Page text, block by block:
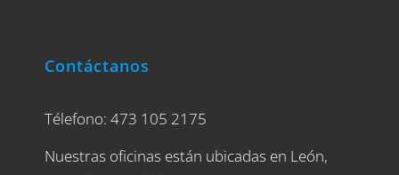
Contáctanos
Télefono: 473 105 2175
Nuestras oficinas están ubicadas en León,